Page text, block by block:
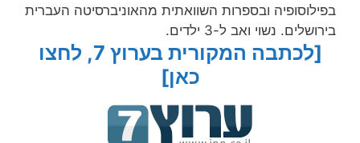
בפילוסופיה ובספרות השוואתית מהאוניברסיטה העברית
בירושלים. נשוי ואב ל-3 ילדים.
[לכתבה המקורית בערוץ 7, לחצו
כאן]